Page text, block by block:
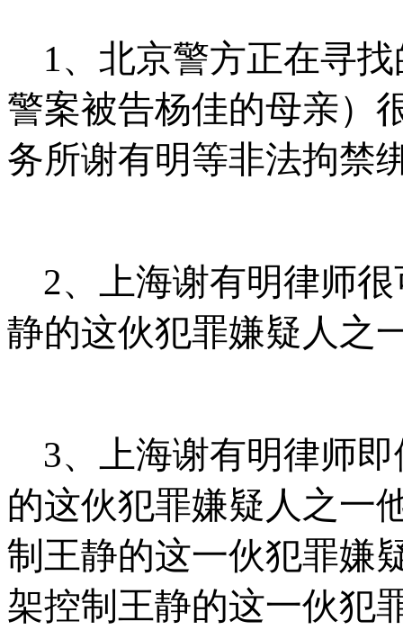
1、北京警方正在寻
警案被告杨佳的母亲）
务所谢有明等非法拘禁
2、上海谢有明律师
静的这伙犯罪嫌疑人之
3、上海谢有明律师
的这伙犯罪嫌疑人之一
制王静的这一伙犯罪嫌
架控制王静的这一伙犯